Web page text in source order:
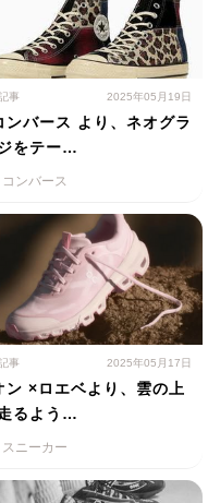
事 2025年05月19日
ンバース より、ネオグラ
をテー…
コンバース
事 2025年05月17日
ン ×ロエベより、雲の上
るよう…
スニーカー